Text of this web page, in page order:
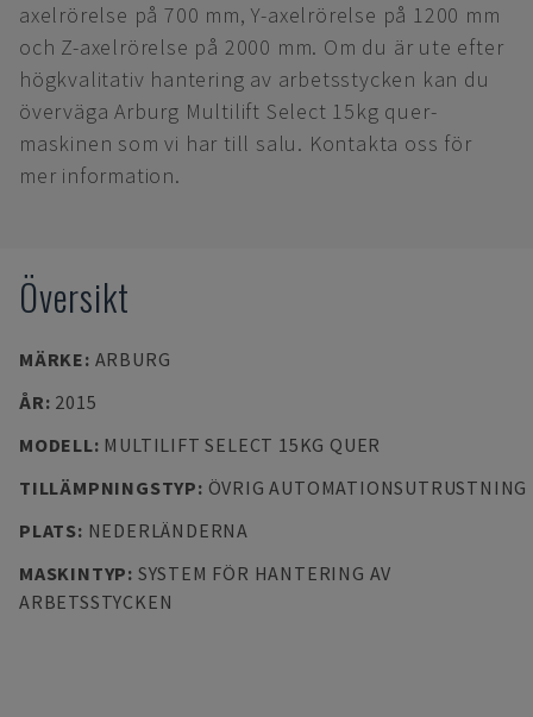
axelrörelse på 700 mm, Y-axelrörelse på 1200 mm
och Z-axelrörelse på 2000 mm. Om du är ute efter
högkvalitativ hantering av arbetsstycken kan du
överväga Arburg Multilift Select 15kg quer-
maskinen som vi har till salu. Kontakta oss för
mer information.
Översikt
MÄRKE: ARBURG
ÅR: 2015
MODELL: MULTILIFT SELECT 15KG QUER
TILLÄMPNINGSTYP: ÖVRIG AUTOMATIONSUTRUSTNING
PLATS: NEDERLÄNDERNA
MASKINTYP: SYSTEM FÖR HANTERING AV
ARBETSSTYCKEN